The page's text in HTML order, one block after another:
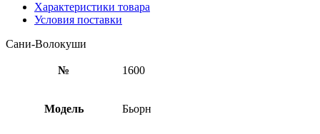
Характеристики товара
Условия поставки
Сани-Волокуши
№ 1600
Модель Бьорн